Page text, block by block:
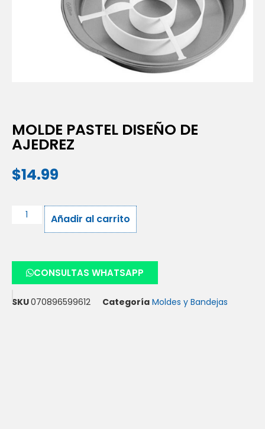
MOLDE PASTEL DISEÑO DE
AJEDREZ
$14.99
Añadir al carrito
CONSULTAS WHATSAPP
SKU070896599612 Categoría Moldes y Bandejas